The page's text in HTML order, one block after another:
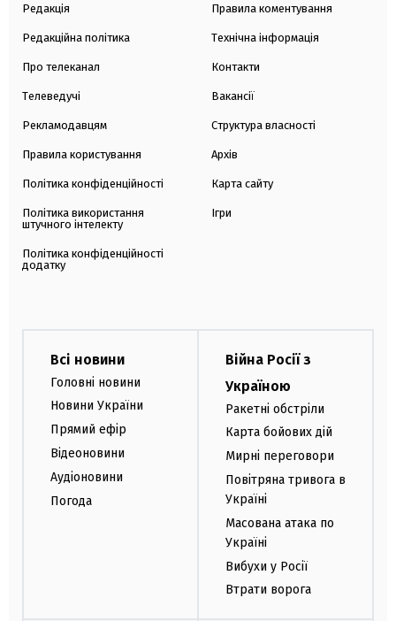
Редакція
Редакційна політика
Про телеканал
Телеведучі
Рекламодавцям
Правила користування
Політика конфіденційності
Політика використання
штучного інтелекту
Політика конфіденційності
додатку
Правила коментування
Технічна інформація
Контакти
Вакансії
Структура власності
Архів
Карта сайту
Ігри
Всі новини
Головні новини
Новини України
Прямий ефір
Відеоновини
Аудіоновини
Погода
Війна Росії з
Україною
Ракетні обстріли
Карта бойових дій
Мирні переговори
Повітряна тривога в
Україні
Масована атака по
Україні
Вибухи у Росії
Втрати ворога